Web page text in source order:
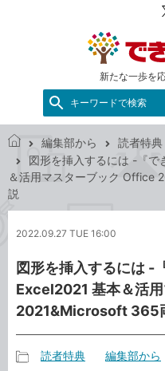
新たな一歩を
キーワードで検索
で
き
ト
編集部から
読者特典
図形を挿入するには -『で
＆活用マスターブック Office
説
2022.09.27 TUE 16:00
図形を挿入するには -
Excel2021 基本＆活
2021&Microsoft 365
読者特典 編集部から